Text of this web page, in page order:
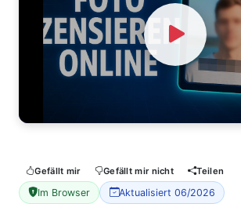
Watch Video
Gefällt mir Gefällt mir nicht Teilen
Im Browser Aktualisiert 06/2026